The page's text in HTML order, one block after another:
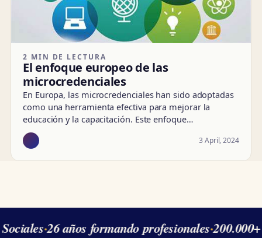
2 MIN DE LECTURA
El enfoque europeo de las
microcredenciales
En Europa, las microcredenciales han sido adoptadas
como una herramienta efectiva para mejorar la
educación y la capacitación. Este enfoque…
3 April, 2024
·26 años formando profesionales·200.000+